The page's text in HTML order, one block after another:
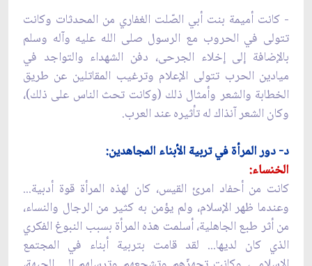
- كانت أميمة بنت أبي الصّلت الغفاري من المحدثات وكانت
تتولى في الحروب مع الرسول صلى الله عليه وآله وسلم
بالإضافة إلى إخلاء الجرحى، دفن الشهداء والتواجد في
ميادين الحرب تتولى الإعلام وترغيب المقاتلين عن طريق
الخطابة والشعر وأمثال ذلك (وكانت تحث الناس على ذلك)،
وكان الشعر آنذاك له تأثيره عند العرب.
د- دور المرأة في تربية الأبناء المجاهدين:
الخنساء:
كانت من أحفاد امرئ القيس، كان لهذه المرأة قوة أدبية...
وعندما ظهر الإسلام، ولم يؤمن به كثير من الرجال والنساء،
من أثر طبع الجاهلية، أسلمت هذه المرأة بسبب النبوغ الفكري
الذي كان لديها... لقد قامت بتربية أبناء في المجتمع